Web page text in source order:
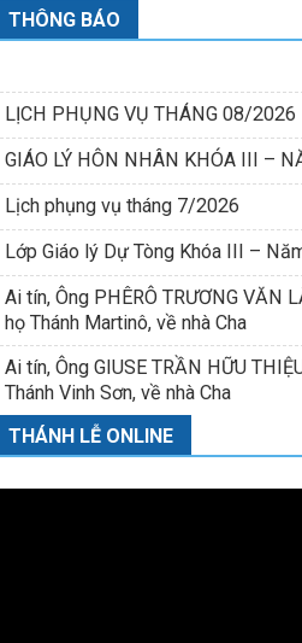
THÔNG BÁO
LỊCH PHỤNG VỤ THÁNG 08/2026
GIÁO LÝ HÔN NHÂN KHÓA III –
Lịch phụng vụ tháng 7/2026
Lớp Giáo lý Dự Tòng Khóa III –
Ai tín, Ông PHÊRÔ TRƯƠNG VĂN
họ Thánh Martinô, về nhà Cha
Ai tín, Ông GIUSE TRẦN HỮU
Thánh Vinh Sơn, về nhà Cha
THÁNH LỄ ONLINE